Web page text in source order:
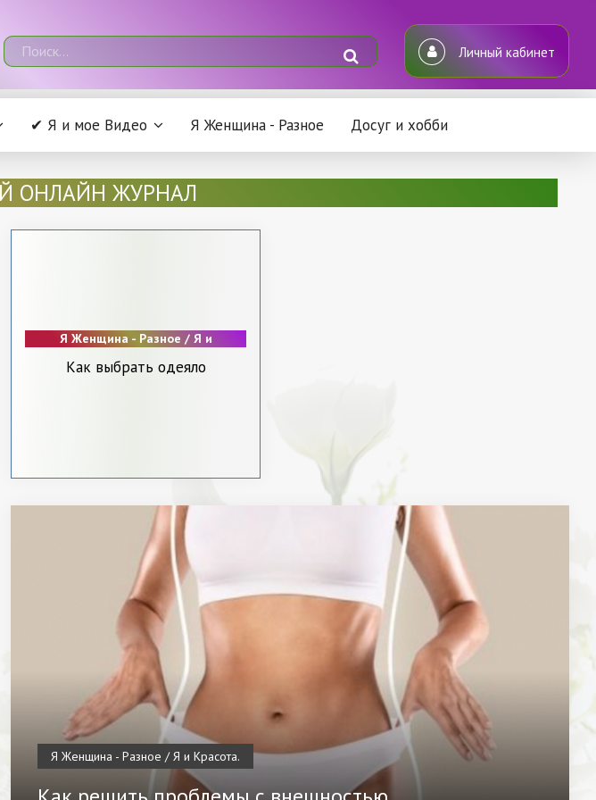
Личный кабинет
✔ Я и мое Видео Я Женщина - Разное Досуг и хобби
ОНЛАЙН ЖУРНАЛ
Я Женщина - Разное / Я и
Как выбрать одеяло
Я Женщина - Разное / Я и Красота.